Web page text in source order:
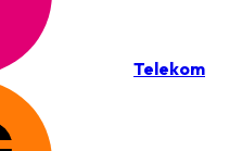
Telekom